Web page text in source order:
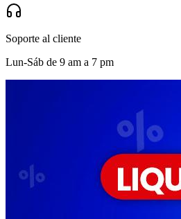
Soporte al cliente
Lun-Sáb de 9 am a 7 pm